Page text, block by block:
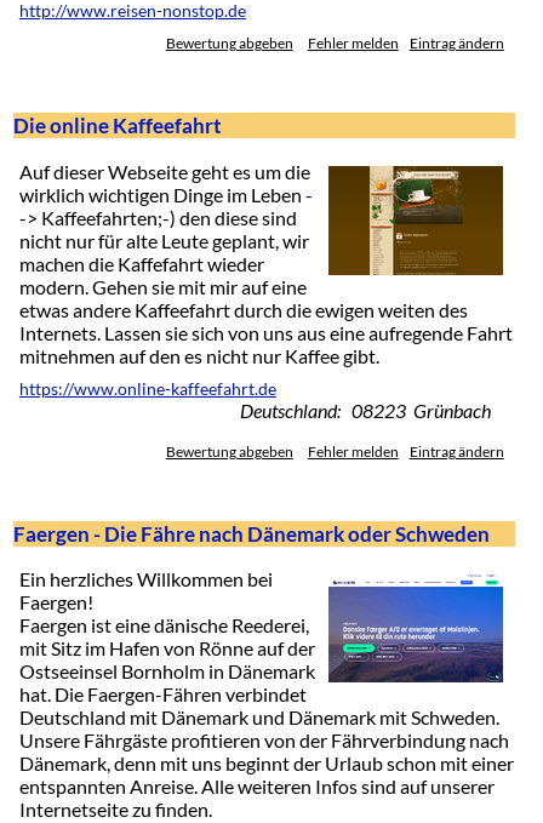
http://www.reisen-nonstop.de
Bewertung abgeben Fehler melden Eintrag ändern
Die online Kaffeefahrt
Auf dieser Webseite geht es um die
wirklich wichtigen Dinge im Leben -
-> Kaffeefahrten;-) den diese sind
nicht nur für alte Leute geplant, wir
machen die Kaffefahrt wieder
modern. Gehen sie mit mir auf eine
etwas andere Kaffeefahrt durch die ewigen weiten des
Internets. Lassen sie sich von uns aus eine aufregende Fahrt
mitnehmen auf den es nicht nur Kaffee gibt.
https://www.online-kaffeefahrt.de
Deutschland: 08223 Grünbach
Bewertung abgeben Fehler melden Eintrag ändern
Faergen - Die Fähre nach Dänemark oder Schweden
Ein herzliches Willkommen bei
Faergen!
Faergen ist eine dänische Reederei,
mit Sitz im Hafen von Rönne auf der
Ostseeinsel Bornholm in Dänemark
hat. Die Faergen-Fähren verbindet
Deutschland mit Dänemark und Dänemark mit Schweden.
Unsere Fährgäste profitieren von der Fährverbindung nach
Dänemark, denn mit uns beginnt der Urlaub schon mit einer
entspannten Anreise. Alle weiteren Infos sind auf unserer
Internetseite zu finden.